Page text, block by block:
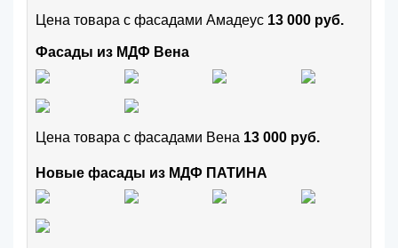
Цена товара с фасадами Амадеус 13 000 руб.
Фасады из МДФ Вена
Цена товара с фасадами Вена 13 000 руб.
Новые фасады из МДФ ПАТИНА